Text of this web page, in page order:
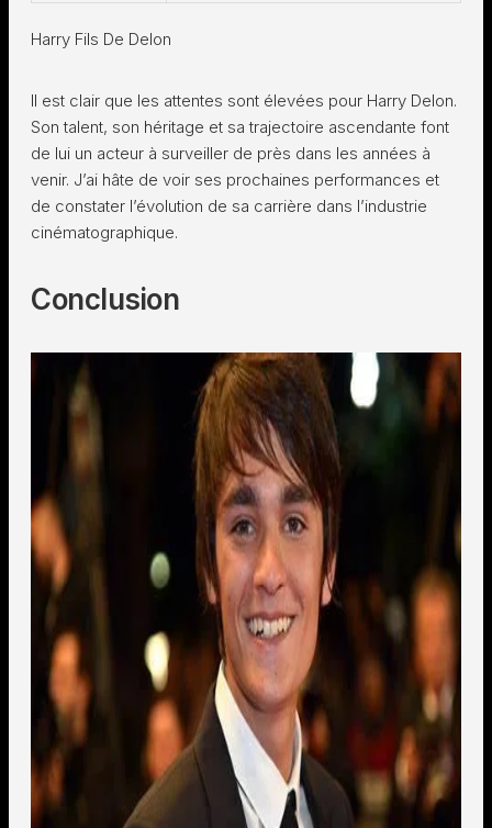
Harry Fils De Delon
Il est clair que les attentes sont élevées pour Harry Delon.
Son talent, son héritage et sa trajectoire ascendante font
de lui un acteur à surveiller de près dans les années à
venir. J’ai hâte de voir ses prochaines performances et
de constater l’évolution de sa carrière dans l’industrie
cinématographique.
Conclusion